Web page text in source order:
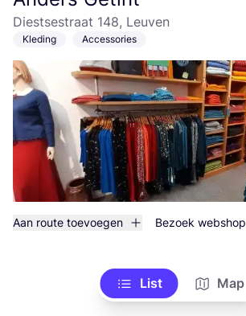
Diestsestraat 148, Leuven
Kleding Accessories
Aan route toevoegen Bezoek webshop
List Map